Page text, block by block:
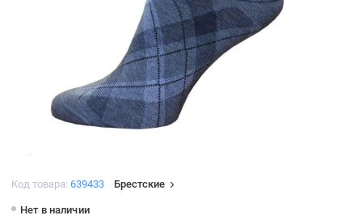
Код товара: 639433 Брестские
Нет в наличии